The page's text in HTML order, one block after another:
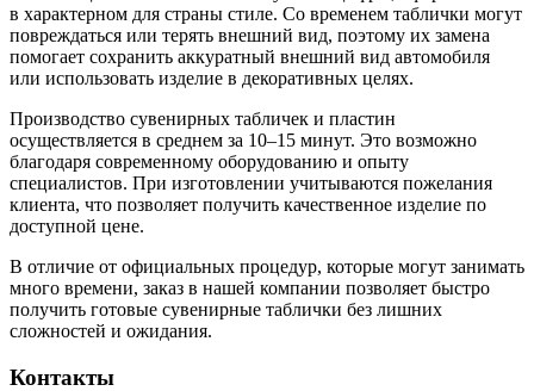
в характерном для страны стиле. Со временем таблички могут
повреждаться или терять внешний вид, поэтому их замена
помогает сохранить аккуратный внешний вид автомобиля
или использовать изделие в декоративных целях.
Производство сувенирных табличек и пластин
осуществляется в среднем за 10–15 минут. Это возможно
благодаря современному оборудованию и опыту
специалистов. При изготовлении учитываются пожелания
клиента, что позволяет получить качественное изделие по
доступной цене.
В отличие от официальных процедур, которые могут занимать
много времени, заказ в нашей компании позволяет быстро
получить готовые сувенирные таблички без лишних
сложностей и ожидания.
Контакты